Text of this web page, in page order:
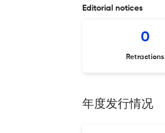
Editorial notices
0
Retractions
年度发行情况